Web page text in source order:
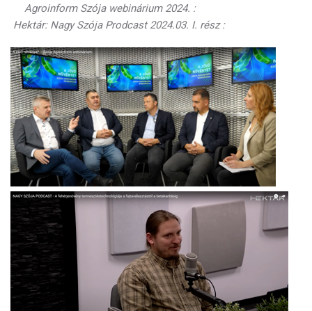
Agroinform Szója webinárium 2024. :
Hektár: Nagy Szója Prodcast 2024.03. I. rész :